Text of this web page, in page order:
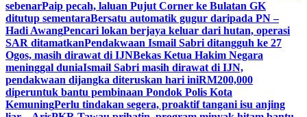
sebenarPaip pecah, laluan Pujut Corner ke Bulatan GK
ditutup sementaraBersatu automatik gugur daripada PN –
Hadi AwangPencari lokan berjaya keluar dari hutan, operasi
SAR ditamatkanPendakwaan Ismail Sabri ditangguh ke 27
Ogos, masih dirawat di IJNBekas Ketua Hakim Negara
meninggal duniaIsmail Sabri masih dirawat di IJN,
pendakwaan dijangka diteruskan hari iniRM200,000
diperuntuk bantu pembinaan Pondok Polis Kota
KemuningPerlu tindakan segera, proaktif tangani isu anjing